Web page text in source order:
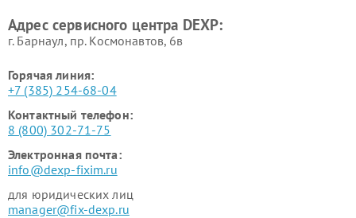
Адрес сервисного центра DEXP:
г. Барнаул, ​пр. Космонавтов, 6в
Горячая линия:
+7 (385) 254-68-04
Контактный телефон:
8 (800) 302-71-75
Электронная почта:
info@dexp-fixim.ru
для юридических лиц
manager@fix-dexp.ru